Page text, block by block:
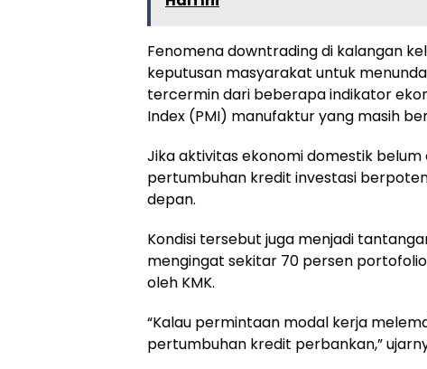
Fenomena downtrading di kalangan
keputusan masyarakat untuk
tercermin dari beberapa indikator
Index (PMI) manufaktur yang masih
Jika aktivitas ekonomi domestik
pertumbuhan kredit investasi
depan.
Kondisi tersebut juga menjadi
mengingat sekitar 70 persen
oleh KMK.
“Kalau permintaan modal kerja
pertumbuhan kredit perbankan,”